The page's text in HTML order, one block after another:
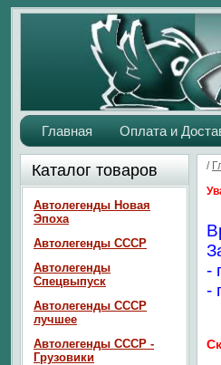
Главная Оплата и
/
-
-
Каталог товаров
Автолегенды Новая
Эпоха
Автолегенды СССР
Автолегенды
Спецвыпуск
Автолегенды СССР
лучшее
Автолегенды СССР -
Грузовики